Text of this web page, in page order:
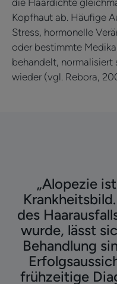
die Haardichte
Kopfhaut ab. Häufige
Stress, hormonelle
oder bestimmte
behandelt,
wieder (vgl. Rebora,
„Alopezie
des
wurde, lässt
Behandlung
frühzeitige